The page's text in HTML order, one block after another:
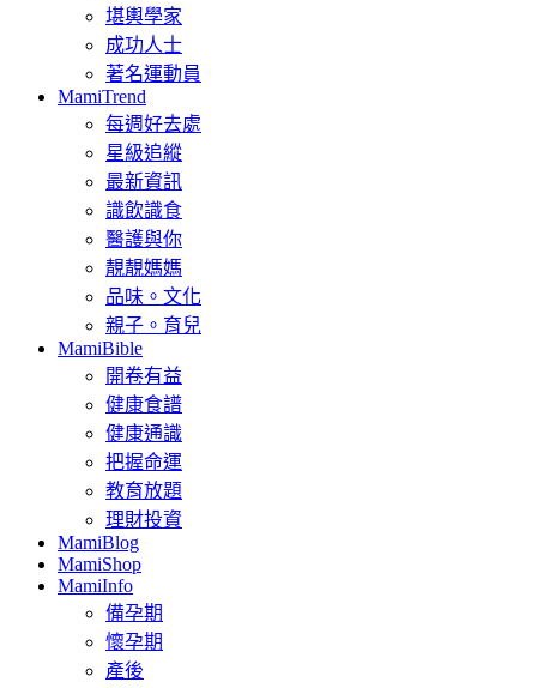
堪輿學家
成功人士
著名運動員
MamiTrend
每週好去處
星級追縱
最新資訊
識飲識食
醫護與你
靚靚媽媽
品味。文化
親子。育兒
MamiBible
開卷有益
健康食譜
健康通識
把握命運
教育放題
理財投資
MamiBlog
MamiShop
MamiInfo
備孕期
懷孕期
產後